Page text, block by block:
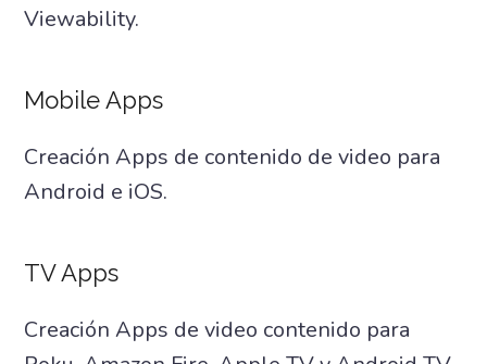
Viewability.
Mobile Apps
Creación Apps de contenido de video para
Android e iOS.
TV Apps
Creación Apps de video contenido para